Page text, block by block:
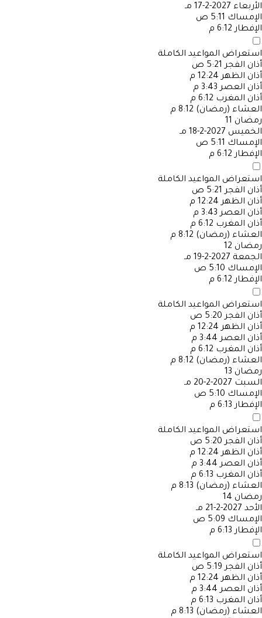
الأربعاء 2027-2-17 مـ
الإمساك 5:11 ص
الإفطار 6:12 م
استعراض المواعيد الكاملة
أذان الفجر 5:21 ص
أذان الظهر 12:24 م
أذان العصر 3:43 م
أذان المغرب 6:12 م
العشاء (رمضان) 8:12 م
رمضان 11
الخميس 2027-2-18 مـ
الإمساك 5:11 ص
الإفطار 6:12 م
استعراض المواعيد الكاملة
أذان الفجر 5:21 ص
أذان الظهر 12:24 م
أذان العصر 3:43 م
أذان المغرب 6:12 م
العشاء (رمضان) 8:12 م
رمضان 12
الجمعة 2027-2-19 مـ
الإمساك 5:10 ص
الإفطار 6:12 م
استعراض المواعيد الكاملة
أذان الفجر 5:20 ص
أذان الظهر 12:24 م
أذان العصر 3:44 م
أذان المغرب 6:12 م
العشاء (رمضان) 8:12 م
رمضان 13
السبت 2027-2-20 مـ
الإمساك 5:10 ص
الإفطار 6:13 م
استعراض المواعيد الكاملة
أذان الفجر 5:20 ص
أذان الظهر 12:24 م
أذان العصر 3:44 م
أذان المغرب 6:13 م
العشاء (رمضان) 8:13 م
رمضان 14
الأحد 2027-2-21 مـ
الإمساك 5:09 ص
الإفطار 6:13 م
استعراض المواعيد الكاملة
أذان الفجر 5:19 ص
أذان الظهر 12:24 م
أذان العصر 3:44 م
أذان المغرب 6:13 م
العشاء (رمضان) 8:13 م